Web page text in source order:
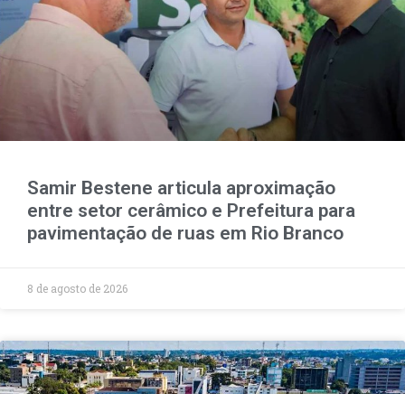
Samir Bestene articula aproximação
entre setor cerâmico e Prefeitura para
pavimentação de ruas em Rio Branco
8 de agosto de 2026